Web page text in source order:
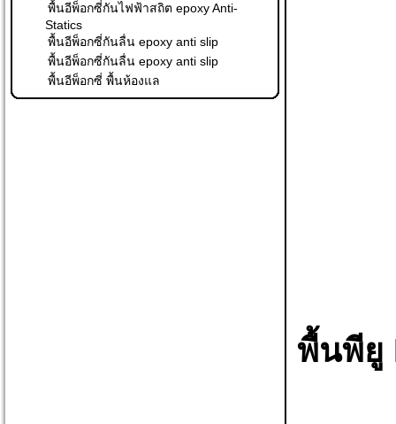
พื้นอีพ็อกซี่กันไฟฟ้าสถิต epoxy Anti-
Statics
พื้นอีพ็อกซี่กันลื่น epoxy anti slip
พื้นอีพ็อกซี่กันลื่น epoxy anti slip
พื้นอีพ็อกซี่ พื้นห้องแล
พื้นพียู